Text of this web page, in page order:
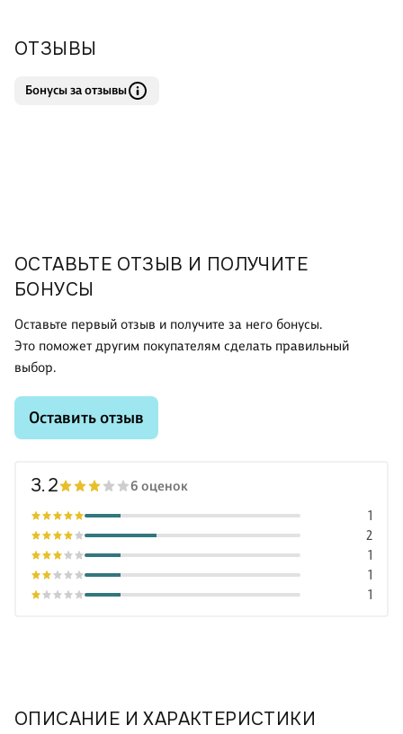
ОПИСАНИЕ И ХАРАКТЕРИСТИКИ
ОТЗЫВЫ
Бонусы за отзывы
ОСТАВЬТЕ ОТЗЫВ И ПОЛУЧИТЕ
БОНУСЫ
Оставьте первый отзыв и получите за него бонусы.
Это поможет другим покупателям сделать правильный
выбор.
Оставить отзыв
3.2 6 оценок
1
1
1
2
1